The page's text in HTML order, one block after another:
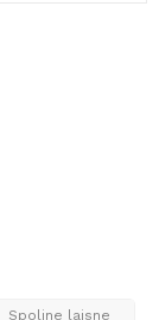
Spoljne lajsne